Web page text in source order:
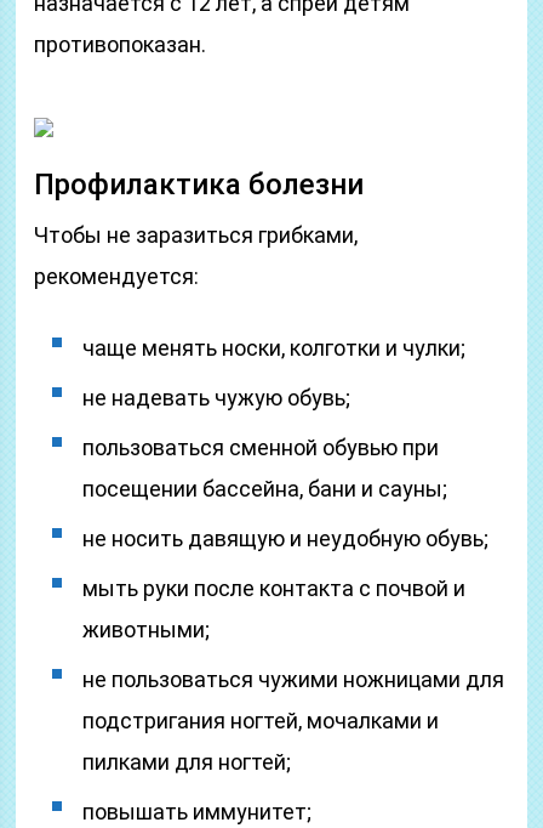
противопоказан.
Профилактика болезни
Чтобы не заразиться грибками,
рекомендуется:
чаще менять носки, колготки и чулки;
не надевать чужую обувь;
пользоваться сменной обувью при
посещении бассейна, бани и сауны;
не носить давящую и неудобную обувь;
мыть руки после контакта с почвой и
животными;
не пользоваться чужими ножницами для
подстригания ногтей, мочалками и
пилками для ногтей;
повышать иммунитет;